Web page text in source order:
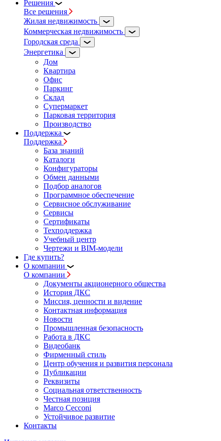
Решения
Все решения
Жилая недвижимость
Коммерческая недвижимость
Городская среда
Энергетика
Дом
Квартира
Офис
Паркинг
Склад
Супермаркет
Парковая территория
Производство
Поддержка
Поддержка
База знаний
Каталоги
Конфигураторы
Обмен данными
Подбор аналогов
Программное обеспечение
Сервисное обслуживание
Сервисы
Сертификаты
Техподдержка
Учебный центр
Чертежи и BIM-модели
Где купить?
О компании
О компании
Документы акционерного общества
История ДКС
Миссия, ценности и видение
Контактная информация
Новости
Промышленная безопасность
Работа в ДКС
Видеобанк
Фирменный стиль
Центр обучения и развития персонала
Публикации
Реквизиты
Социальная ответственность
Честная позиция
Marco Cecconi
Устойчивое развитие
Контакты